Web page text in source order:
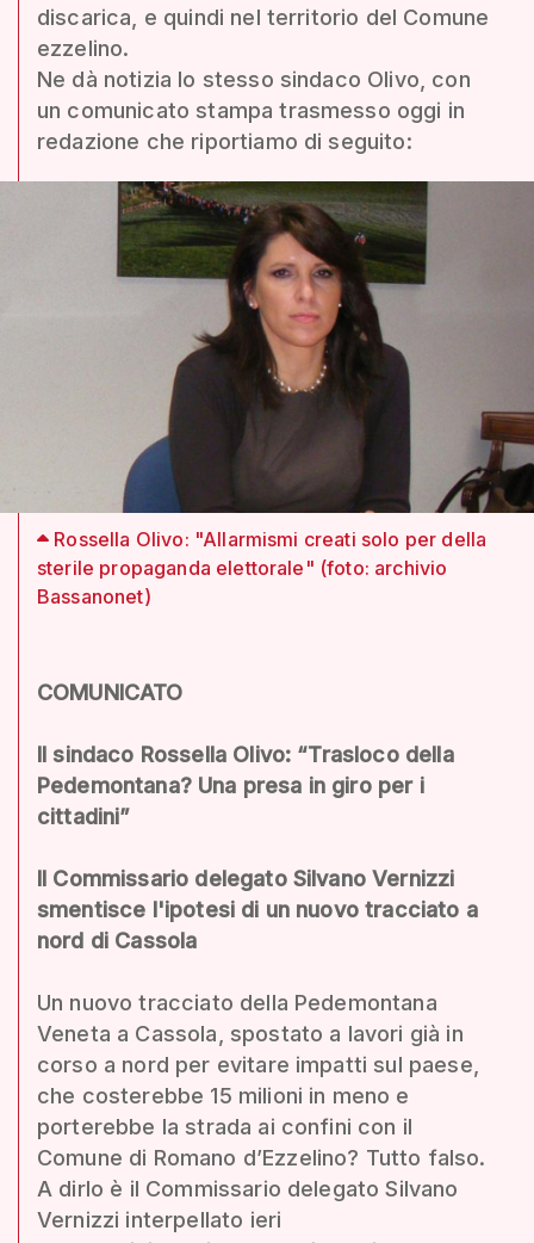
discarica, e quindi nel territorio del Comune
ezzelino.
Ne dà notizia lo stesso sindaco Olivo, con
un comunicato stampa trasmesso oggi in
redazione che riportiamo di seguito:
Rossella Olivo: "Allarmismi creati solo per della
sterile propaganda elettorale" (foto: archivio
Bassanonet)
COMUNICATO
Il sindaco Rossella Olivo: “Trasloco della
Pedemontana? Una presa in giro per i
cittadini”
Il Commissario delegato Silvano Vernizzi
smentisce l'ipotesi di un nuovo tracciato a
nord di Cassola
Un nuovo tracciato della Pedemontana
Veneta a Cassola, spostato a lavori già in
corso a nord per evitare impatti sul paese,
che costerebbe 15 milioni in meno e
porterebbe la strada ai confini con il
Comune di Romano d’Ezzelino? Tutto falso.
A dirlo è il Commissario delegato Silvano
Vernizzi interpellato ieri